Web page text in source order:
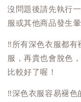
沒問題後請先執行
服或其他商品發生
‼️ 所有深色衣服都
服，再貴也會脫色
比較好了喔！
‼️深色衣服容易褪色